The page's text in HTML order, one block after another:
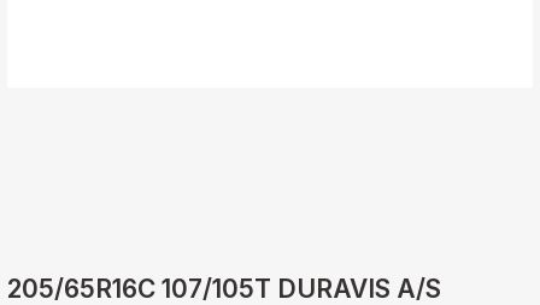
205/65R16C 107/105T DURAVIS A/S